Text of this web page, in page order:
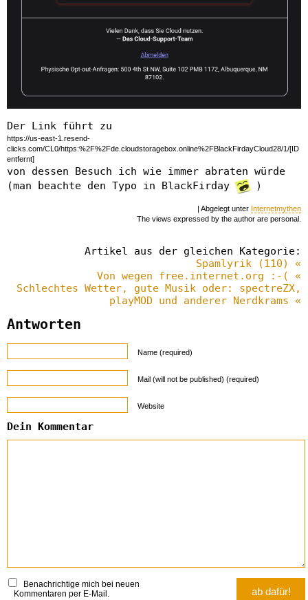
Der Link führt zu
https://us-east-1.resend-
clicks.com/CL0/https:%2F%2Fde.cloudstoragebox.online%2FBlackFirdayCloud28/1/[ID
entfernt]
von dessen Besuch ich wie immer abraten würde
(man beachte den Typo in BlackFirday
)
| Abgelegt unter Internetmythen
The views expressed by the author are personal.
Artikel aus der gleichen Kategorie:
Spamlyrik (110) «
Von wegen free.internet.org :-( «
Schlechtes Wetter, gute Musik oder: spectreZX,
playMOD und anderer Nerdkrams «
Antworten
Name (required)
Mail (will not be published) (required)
Website
Dein Kommentar
Benachrichtige mich bei neuen
Kommentaren per E-Mail.